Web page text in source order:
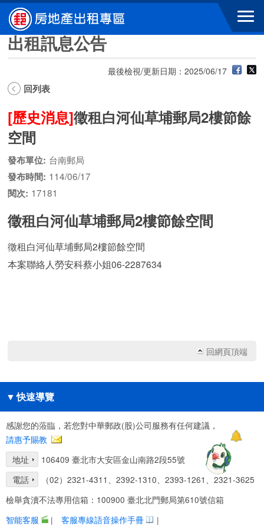
跳到主要內容區塊
出租訊息公告
最後檢視/更新日期：2025/06/17
回列表
[歷史消息]徵租白河仙草埔郵局2樓節餘
空間
發布單位: 台南郵局
發布時間: 114/06/17
閱次: 17181
徵租白河仙草埔郵局2樓節餘空間
徵租白河仙草埔郵局2樓節餘空間
本案聯絡人勞安科蔡小姐06-2287634
回網頁頂端
▼ 快速導覽
感謝您的蒞臨，若您對中華郵政(股)公司服務有任何建議，
請惠予賜教
地址
106409 臺北市大安區金山南路2段55號
電話
（02）2321-4311、2392-1310、2393-1261、2321-3625
檢舉貪瀆不法專用信箱：100900 臺北北門郵局第610號信箱
智能客服
| 客服專線語音操作手冊 |